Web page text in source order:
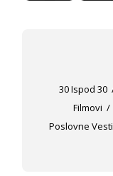
30 Ispod 30
Filmovi
Poslovne Vesti